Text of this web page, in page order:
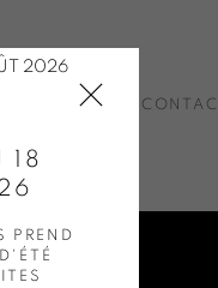
EN LIGNE
18
PREND